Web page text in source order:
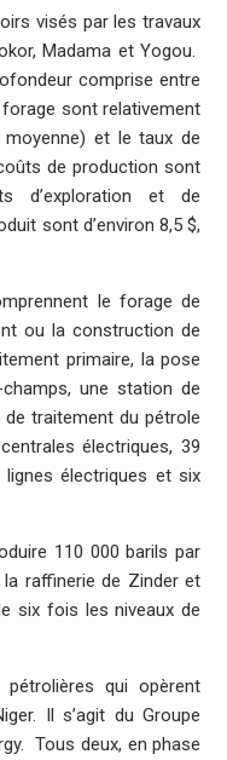
visés par les travaux
Madama et Yogou.
comprise entre
sont relativement
et le taux de
de production sont
et de
sont d’environ 8,5 $,
le forage de
ou la construction de
primaire, la pose
une station de
traitement du pétrole
électriques, 39
électriques et six
110 000 barils par
raffinerie de Zinder et
six fois les niveaux de
qui opèrent
Il s’agit du Groupe
Tous deux, en phase